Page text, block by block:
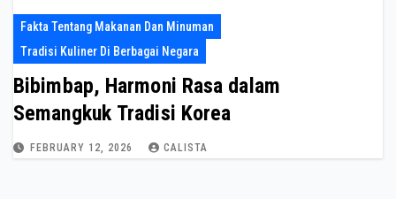
Fakta Tentang Makanan Dan Minuman
Tradisi Kuliner Di Berbagai Negara
Bibimbap, Harmoni Rasa dalam
Semangkuk Tradisi Korea
FEBRUARY 12, 2026 CALISTA